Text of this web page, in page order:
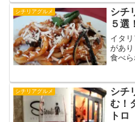
ァ）
特...
シチリアグルメ
シチ
５選！
イタ
があ
食べ
もの
は色
シチリアグルメ
シチ
む！
トロ